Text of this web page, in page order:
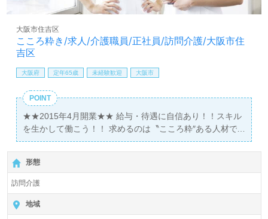
こころ粋き/求人/介護職員/正社員/訪問介護/大阪市住
吉区
大阪市住吉区
大阪府 定年65歳 未経験歓迎 大阪市
POINT
★★2015年4月開業★★ 給与・待遇に自信あり！！スキル
を生かして働こう！！ 求めるのは〝こころ粋″ある人材で
す！！
形態
訪問介護
地域